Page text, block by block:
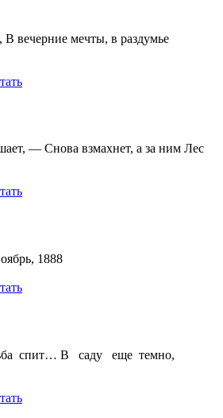
вечерние мечты, в раздумье
— Снова взмахнет, а за ним Лес
1888
спит… В саду еще темно,